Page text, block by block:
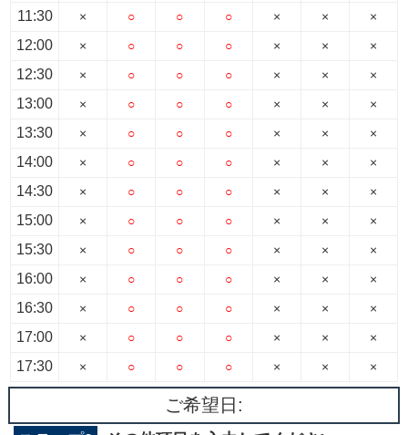
11:30
12:00
12:30
13:00
13:30
14:00
14:30
15:00
15:30
16:00
16:30
17:00
17:30
×
×
×
×
×
×
×
×
×
×
×
×
×
○
○
○
○
○
○
○
○
○
○
○
○
○
○
○
○
○
○
○
○
○
○
○
○
○
○
○
○
○
○
○
○
○
○
○
○
○
○
○
×
×
×
×
×
×
×
×
×
×
×
×
×
×
×
×
×
×
×
×
×
×
×
×
×
×
×
×
×
×
×
×
×
×
×
×
×
×
×
ご希望日: